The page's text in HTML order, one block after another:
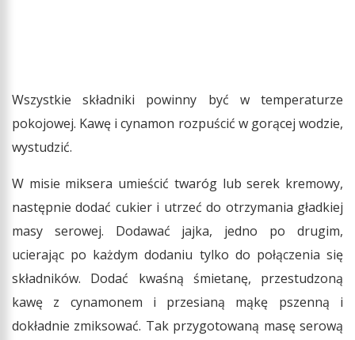
Wszystkie składniki powinny być w temperaturze
pokojowej. Kawę i cynamon rozpuścić w gorącej wodzie,
wystudzić.
W misie miksera umieścić twaróg lub serek kremowy,
następnie dodać cukier i utrzeć do otrzymania gładkiej
masy serowej. Dodawać jajka, jedno po drugim,
ucierając po każdym dodaniu tylko do połączenia się
składników. Dodać kwaśną śmietanę, przestudzoną
kawę z cynamonem i przesianą mąkę pszenną i
dokładnie zmiksować. Tak przygotowaną masę serową